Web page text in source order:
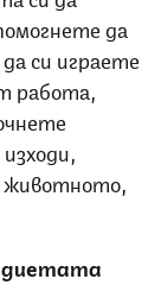
да
си играете
работа,
животното,
диетата